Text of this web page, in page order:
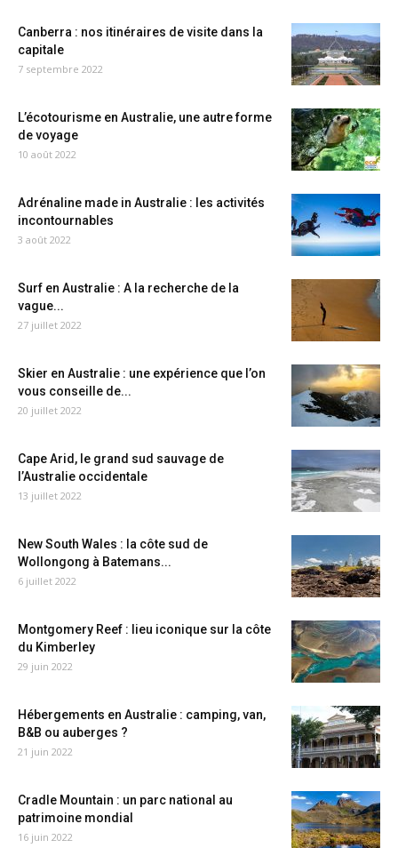
Canberra : nos itinéraires de visite dans la
capitale
7 septembre 2022
L’écotourisme en Australie, une autre forme
de voyage
10 août 2022
Adrénaline made in Australie : les activités
incontournables
3 août 2022
Surf en Australie : A la recherche de la
vague...
27 juillet 2022
Skier en Australie : une expérience que l’on
vous conseille de...
20 juillet 2022
Cape Arid, le grand sud sauvage de
l’Australie occidentale
13 juillet 2022
New South Wales : la côte sud de
Wollongong à Batemans...
6 juillet 2022
Montgomery Reef : lieu iconique sur la côte
du Kimberley
29 juin 2022
Hébergements en Australie : camping, van,
B&B ou auberges ?
21 juin 2022
Cradle Mountain : un parc national au
patrimoine mondial
16 juin 2022